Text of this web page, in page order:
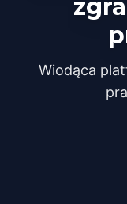
Wiodąca